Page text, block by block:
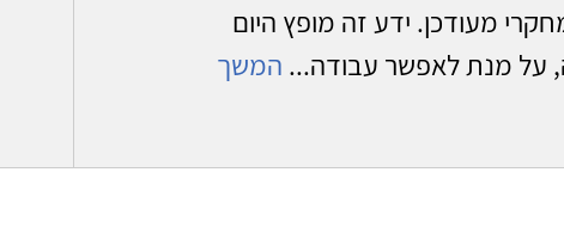
מעודכן. ידע זה מופץ היום
על מנת לאפשר עבודה... המשך